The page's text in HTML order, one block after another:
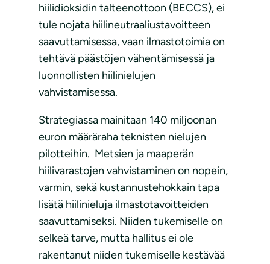
hiilidioksidin talteenottoon (BECCS), ei
tule nojata hiilineutraaliustavoitteen
saavuttamisessa, vaan ilmastotoimia on
tehtävä päästöjen vähentämisessä ja
luonnollisten hiilinielujen
vahvistamisessa.
Strategiassa mainitaan 140 miljoonan
euron määräraha teknisten nielujen
pilotteihin. Metsien ja maaperän
hiilivarastojen vahvistaminen on nopein,
varmin, sekä kustannustehokkain tapa
lisätä hiilinieluja ilmastotavoitteiden
saavuttamiseksi. Niiden tukemiselle on
selkeä tarve, mutta hallitus ei ole
rakentanut niiden tukemiselle kestävää